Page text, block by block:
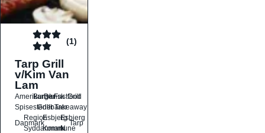
(1)
Tarp Grill
v/Kim Van
Lam
Amerikansk
BurgerDanskFastfood
Grill
SpisestederGrillbarerTakeaway
Danmark
Region
Syddanmark
Esbjerg
Kommune
Esbjerg
N
Tarp